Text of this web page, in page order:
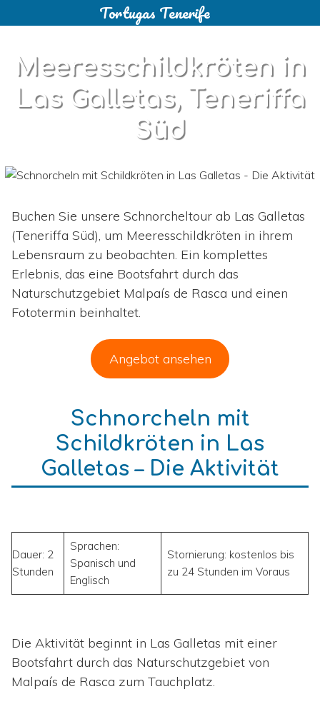
to
Tortugas Tenerife
Meeresschildkröten in
Las Galletas, Teneriffa
Süd
Buchen Sie unsere Schnorcheltour ab Las Galletas
(Teneriffa Süd), um Meeresschildkröten in ihrem
Lebensraum zu beobachten. Ein komplettes
Erlebnis, das eine Bootsfahrt durch das
Naturschutzgebiet Malpaís de Rasca und einen
Fototermin beinhaltet.
Angebot ansehen
Schnorcheln mit
Schildkröten in Las
Galletas – Die Aktivität
Dauer: 2
Stunden
Sprachen:
Spanisch und
Englisch
Stornierung: kostenlos bis
zu 24 Stunden im Voraus
Die Aktivität beginnt in Las Galletas mit einer
Bootsfahrt durch das Naturschutzgebiet von
Malpaís de Rasca zum Tauchplatz.